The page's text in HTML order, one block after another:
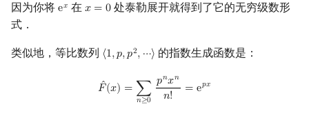
Lyndon 分解
Main–Lorentz 算法
高次剩余 & 单位根
数论分块
动态树
析合树
平面图
弦图
因为你将 e𝑥
ex 在 𝑥 = 0
x=0
处泰勒展开就得到了它的无穷级数形
式．
类似地，等比数列 ⟨1,𝑝,𝑝2, ⋯⟩
⟨1,p,p2,⋯⟩ 的指数生成函数是：
ˆ
𝐹(𝑥) = ∑
𝑛≥0
𝑝𝑛𝑥𝑛
𝑛! = e𝑝𝑥
F^ x n≥0 pnxnn px